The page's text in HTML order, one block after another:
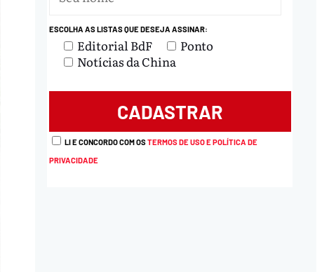
ESCOLHA AS LISTAS QUE DESEJA ASSINAR:
Editorial BdF
Ponto
Notícias da China
LI E CONCORDO COM OSTERMOS DE USO E POLÍTICA DE
PRIVACIDADE